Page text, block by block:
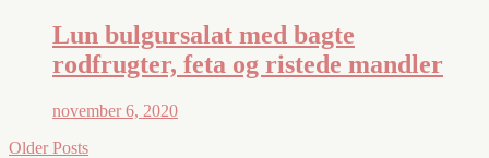
Lun bulgursalat med bagte
rodfrugter, feta og ristede mandler
november 6, 2020
Older Posts